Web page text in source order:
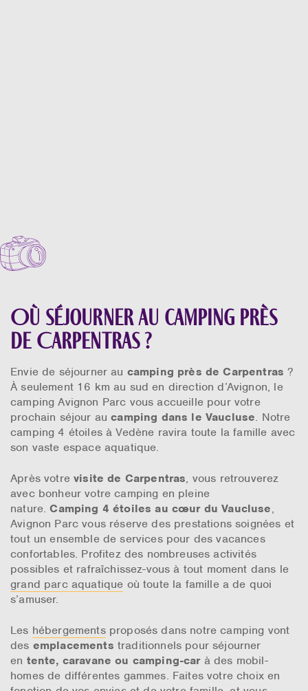
Où séjourner au camping près
de Carpentras ?
Envie de séjourner au camping près de Carpentras ?
À seulement 16 km au sud en direction d’Avignon, le
camping Avignon Parc vous accueille pour votre
prochain séjour aucamping dans le Vaucluse. Notre
camping 4 étoiles à Vedène ravira toute la famille avec
son vaste espace aquatique.
Après votrevisite de Carpentras, vous retrouverez
avec bonheur votre camping en pleine
nature. Camping 4 étoiles au cœur du Vaucluse,
Avignon Parc vous réserve des prestations soignées et
tout un ensemble de services pour des vacances
confortables. Profitez des nombreuses activités
possibles et rafraîchissez-vous à tout moment dans le
grand parc aquatique où toute la famille a de quoi
s’amuser.
Les hébergementsproposés dans notre camping vont
des emplacements traditionnels pour séjourner
en tente, caravane ou camping-carà des mobil-
homes de différentes gammes. Faites votre choix en